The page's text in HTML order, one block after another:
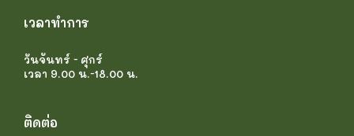
เวลาทำการ
วันจันทร์ - ศุกร์
เวลา 9.00 น.-18.00 น.
ติดต่อ